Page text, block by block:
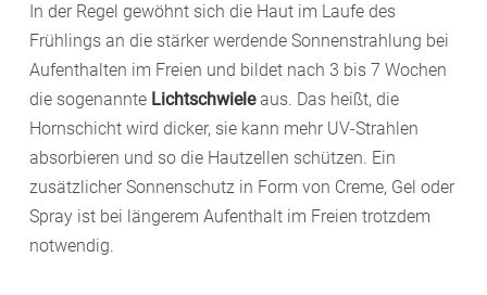
In der Regel gewöhnt sich die Haut im Laufe des
Frühlings an die stärker werdende Sonnenstrahlung bei
Aufenthalten im Freien und bildet nach 3 bis 7 Wochen
die sogenannte Lichtschwieleaus. Das heißt, die
Hornschicht wird dicker, sie kann mehr UV-Strahlen
absorbieren und so die Hautzellen schützen. Ein
zusätzlicher Sonnenschutz in Form von Creme, Gel oder
Spray ist bei längerem Aufenthalt im Freien trotzdem
notwendig.